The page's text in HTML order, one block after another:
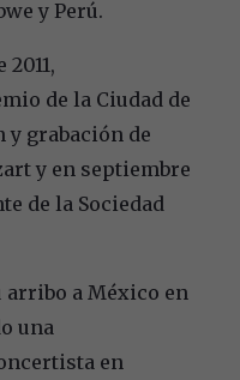
y Perú.
de la Ciudad de
grabación de
y en septiembre
de la Sociedad
arribo a México en
una
en